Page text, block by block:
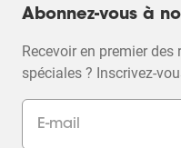
Abonnez-vous à
Recevoir en premier
spéciales ? Inscrivez-